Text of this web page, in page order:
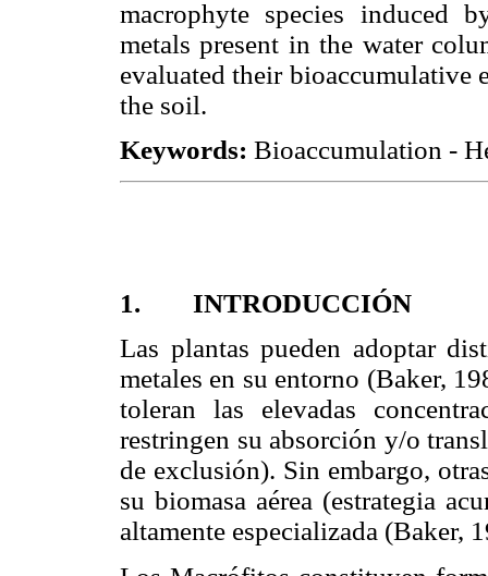
macrophyte species induced
metals present in the water
evaluated their bioaccumulative
the soil.
Keywords: Bioaccumulation -
1. INTRODUCCIÓN
Las plantas pueden adoptar
metales en su entorno (Baker,
toleran las elevadas
restringen su absorción y/o
de exclusión). Sin embargo,
su biomasa aérea (estrategia
altamente especializada (Baker,